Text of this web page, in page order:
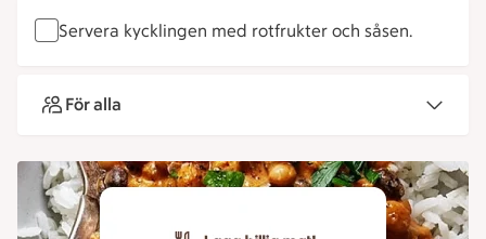
Servera kycklingen med rotfrukter och såsen.
För alla